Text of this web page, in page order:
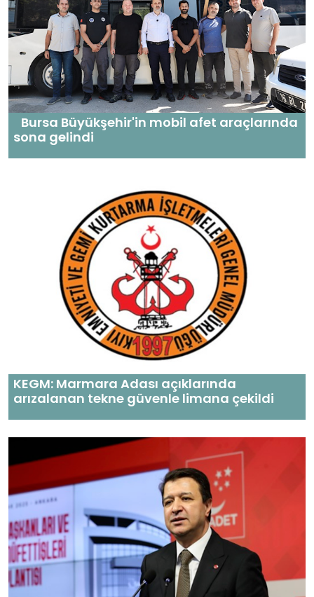
Bursa Büyükşehir'in mobil afet araçlarında
sona gelindi
KEGM: Marmara Adası açıklarında
arızalanan tekne güvenle limana çekildi